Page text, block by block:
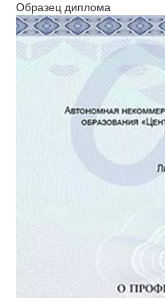
Образец диплома